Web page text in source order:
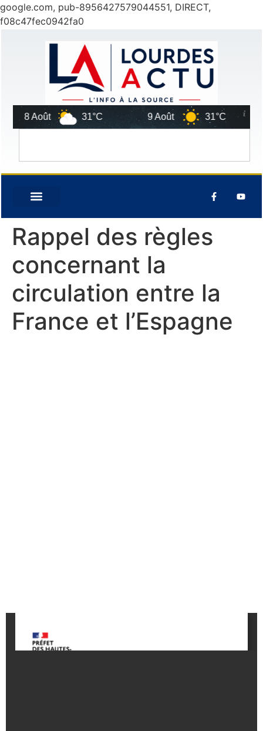
google.com, pub-8956427579044551, DIRECT,
f08c47fec0942fa0
8 Août 31°C 9 Août 31°C
Rappel des règles
concernant la
circulation entre la
France et l’Espagne